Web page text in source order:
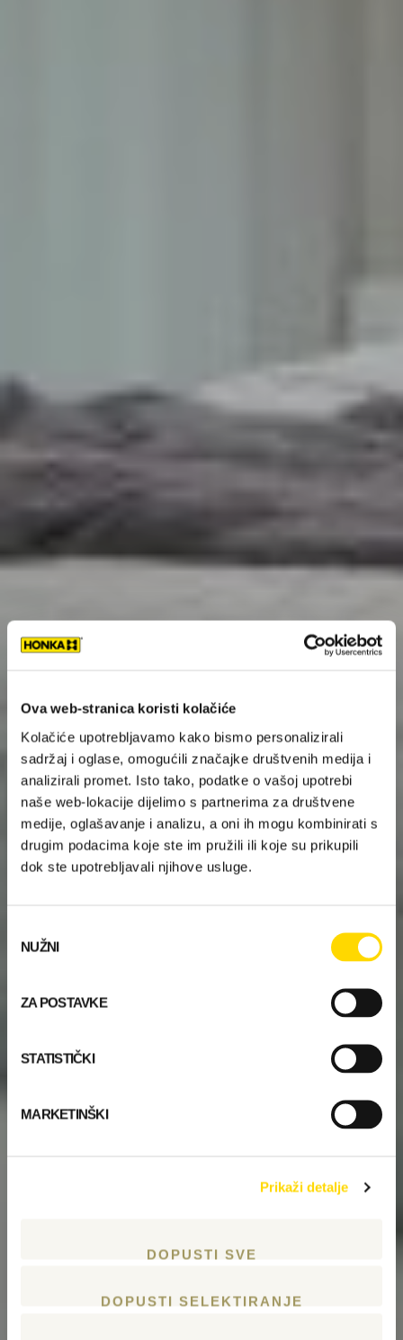
Ova web-stranica koristi kolačiće
Kolačiće upotrebljavamo kako bismo personalizirali
sadržaj i oglase, omogućili značajke društvenih medija i
analizirali promet. Isto tako, podatke o vašoj upotrebi
naše web-lokacije dijelimo s partnerima za društvene
medije, oglašavanje i analizu, a oni ih mogu kombinirati s
drugim podacima koje ste im pružili ili koje su prikupili
dok ste upotrebljavali njihove usluge.
pristanka
NUŽNI
ZA POSTAVKE
STATISTIČKI
MARKETINŠKI
Prikaži detalje
DOPUSTI SVE
DOPUSTI SELEKTIRANJE